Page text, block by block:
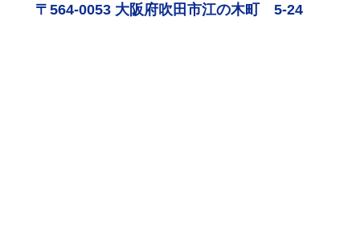
〒564-0053 大阪府吹田市江の木町 5-24